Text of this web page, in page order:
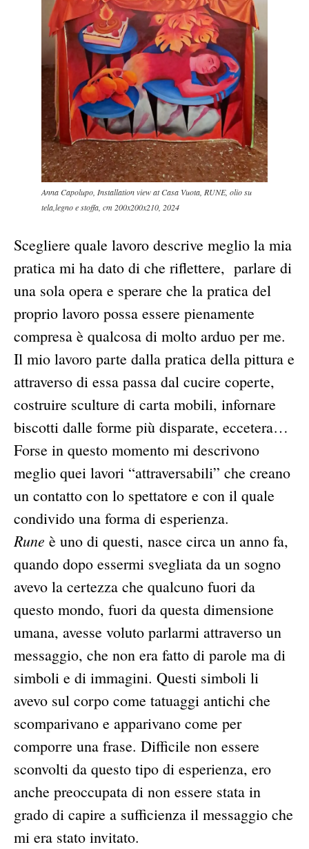
Anna Capolupo, Installation view at Casa Vuota, RUNE, olio su
tela,legno e stoffa, cm 200x200x210, 2024
Scegliere quale lavoro descrive meglio la mia
pratica mi ha dato di che riflettere, parlare di
una sola opera e sperare che la pratica del
proprio lavoro possa essere pienamente
compresa è qualcosa di molto arduo per me.
Il mio lavoro parte dalla pratica della pittura e
attraverso di essa passa dal cucire coperte,
costruire sculture di carta mobili, infornare
biscotti dalle forme più disparate, eccetera…
Forse in questo momento mi descrivono
meglio quei lavori “attraversabili” che creano
un contatto con lo spettatore e con il quale
condivido una forma di esperienza.
Rune è uno di questi, nasce circa un anno fa,
quando dopo essermi svegliata da un sogno
avevo la certezza che qualcuno fuori da
questo mondo, fuori da questa dimensione
umana, avesse voluto parlarmi attraverso un
messaggio, che non era fatto di parole ma di
simboli e di immagini. Questi simboli li
avevo sul corpo come tatuaggi antichi che
scomparivano e apparivano come per
comporre una frase. Difficile non essere
sconvolti da questo tipo di esperienza, ero
anche preoccupata di non essere stata in
grado di capire a sufficienza il messaggio che
mi era stato invitato.